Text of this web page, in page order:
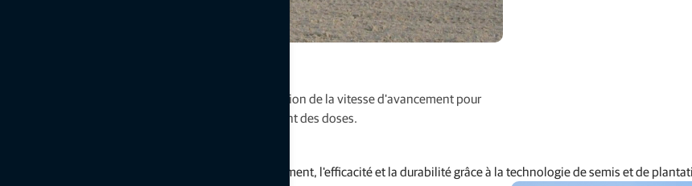
Surveillez et contrôlez l'application des semis en fonction de la vitesse d'avancement pour
assurer une application régulière et faciliter l'ajustement des doses.
Améliorez le rendement, l'efficacité et la durabilité grâce à la technologie de semis et de